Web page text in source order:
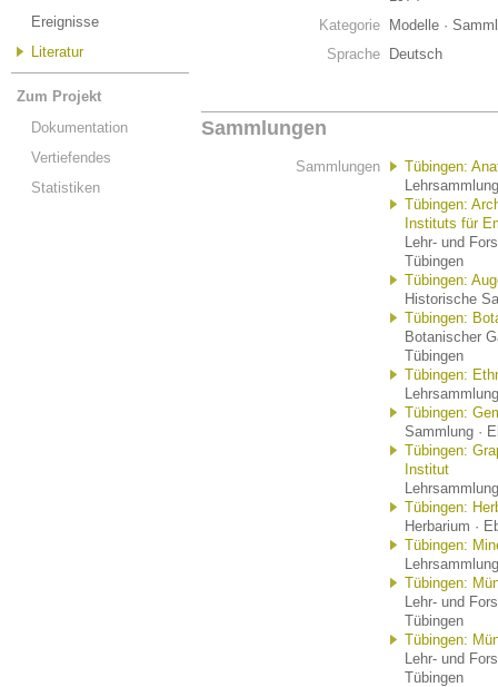
Ereignisse
Literatur
Zum Projekt
Dokumentation
Vertiefendes
Statistiken
Kategorie
Modelle ·
Sprache
Deutsch
Sammlungen
Sammlungen
Tübingen:
Tübingen:
Instituts für
Lehr- und
Tübingen
Tübingen:
Historische
Tübingen:
Botanischer
Tübingen
Tübingen:
Tübingen:
Sammlung ·
Tübingen:
Institut
Tübingen:
Herbarium ·
Tübingen:
Tübingen:
Lehr- und
Tübingen
Tübingen:
Lehr- und
Tübingen